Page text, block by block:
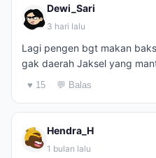
Dewi_Sari
3 hari lalu
Lagi pengen bgt makan
gak daerah Jaksel yang
♥ 15 💬 Balas
Hendra_H
1 bulan lalu